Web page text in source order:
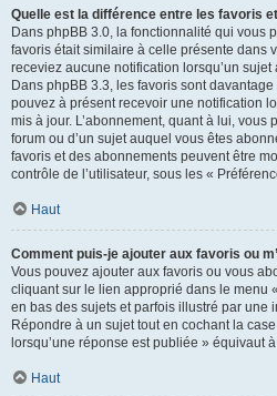
Quelle est la différence entre les favoris
Dans phpBB 3.0, la fonctionnalité qui vous
favoris était similaire à celle présente dans
receviez aucune notification lorsqu’un
Dans phpBB 3.3, les favoris sont
pouvez à présent recevoir une notification
mis à jour. L’abonnement, quant à lui, vous
forum ou d’un sujet auquel vous êtes
favoris et des abonnements peuvent être
contrôle de l’utilisateur, sous les «
Haut
Comment puis-je ajouter aux favoris ou
Vous pouvez ajouter aux favoris ou vous
cliquant sur le lien approprié dans le menu
en bas des sujets et parfois illustré par une
Répondre à un sujet tout en cochant la
lorsqu’une réponse est publiée » équivaut
Haut